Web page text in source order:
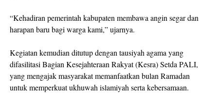
“Kehadiran pemerintah kabupaten membawa angin segar dan
harapan baru bagi warga kami,” ujarnya.
Kegiatan kemudian ditutup dengan tausiyah agama yang
difasilitasi Bagian Kesejahteraan Rakyat (Kesra) Setda PALI,
yang mengajak masyarakat memanfaatkan bulan Ramadan
untuk memperkuat ukhuwah islamiyah serta kebersamaan.